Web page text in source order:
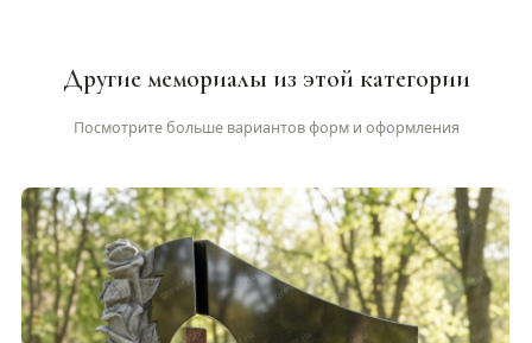
Другие мемориалы из этой категории
Посмотрите больше вариантов форм и оформления